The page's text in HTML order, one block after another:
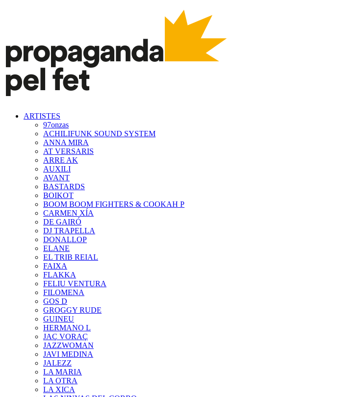
ARTISTES
97onzas
ACHILIFUNK SOUND SYSTEM
ANNA MIRA
AT VERSARIS
ARRE AK
AUXILI
AVANT
BASTARDS
BOIKOT
BOOM BOOM FIGHTERS & COOKAH P
CARMEN XÍA
DE GAIRÓ
DJ TRAPELLA
DONALLOP
ELANE
EL TRIB REIAL
FAIXA
FLAKKA
FELIU VENTURA
FILOMENA
GOS D
GROGGY RUDE
GUINEU
HERMANO L
JAÇ VORAÇ
JAZZWOMAN
JAVI MEDINA
JALEZZ
LA MARIA
LA OTRA
LA XICA